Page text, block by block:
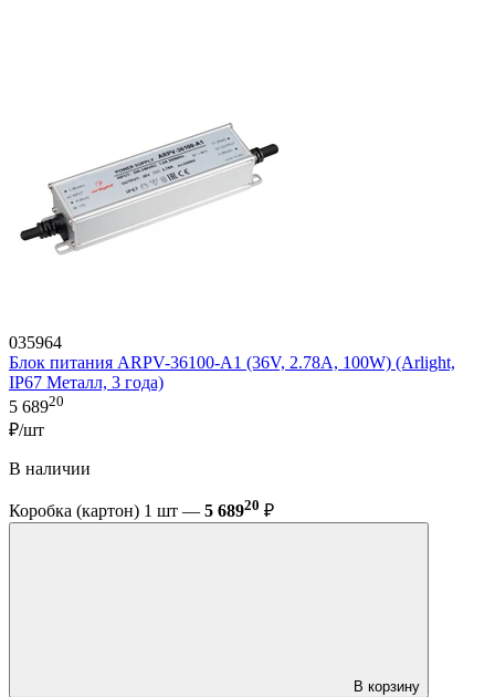
035964
Блок питания ARPV-36100-A1 (36V, 2.78A, 100W) (Arlight,
IP67 Металл, 3 года)
5 68920
₽/шт
В наличии
Коробка (картон) 1 шт — 5 68920 ₽
В корзину